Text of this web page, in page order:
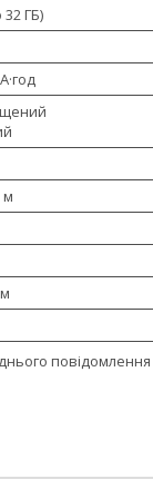
ГБ)
м
повідомлення